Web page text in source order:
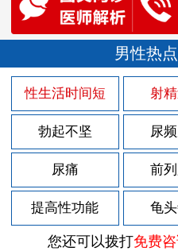
男性热
性生活时间短 射
勃起不坚 尿
尿痛 前
提高性功能 龟
您还可以拨打免费